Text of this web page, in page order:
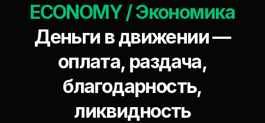
ECONOMY / Экономика
Деньги в движении —
оплата, раздача,
благодарность,
ликвидность